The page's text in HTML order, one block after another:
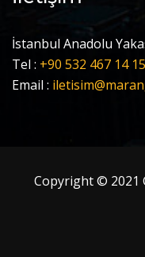
İstanbul Anadolu
Tel : +90 532 467 14 15
Email :
Copyright © 2021